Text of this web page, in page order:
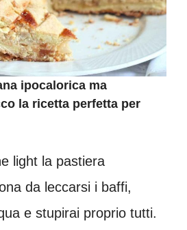
ipocalorica ma
la ricetta perfetta per
light la pastiera
da leccarsi i baffi,
e stupirai proprio tutti.